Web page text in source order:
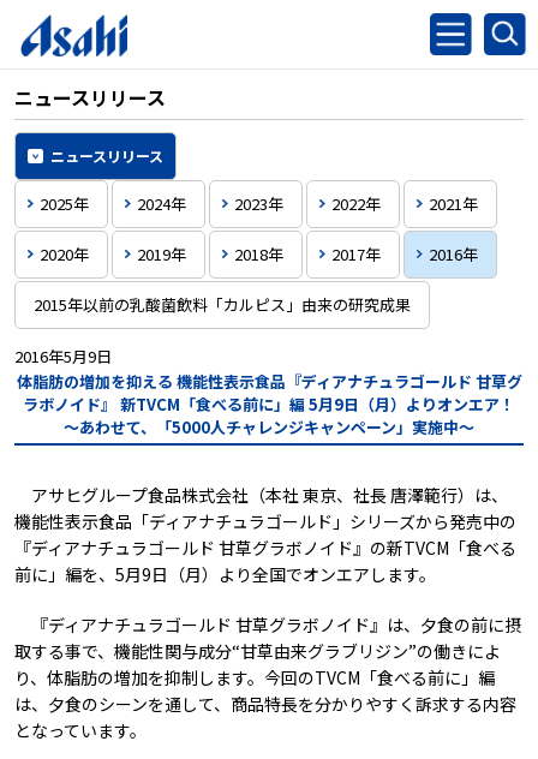
ニュースリリース
ニュースリリース
2025年 2024年 2023年 2022年 2021年
2020年 2019年 2018年 2017年 2016年
2015年以前の乳酸菌飲料「カルピス」由来の研究成果
2016年5月9日
体脂肪の増加を抑える 機能性表示食品『ディアナチュラゴールド 甘草グ
ラボノイド』 新TVCM「食べる前に」編5月9日（月）よりオンエア！
～あわせて、「5000人チャレンジキャンペーン」実施中～
アサヒグループ食品株式会社（本社 東京、社長 唐澤範行）は、
機能性表示食品「ディアナチュラゴールド」シリーズから発売中の
『ディアナチュラゴールド 甘草グラボノイド』の新TVCM「食べる
前に」編を、5月9日（月）より全国でオンエアします。
『ディアナチュラゴールド 甘草グラボノイド』は、夕食の前に摂
取する事で、機能性関与成分“甘草由来グラブリジン”の働きによ
り、体脂肪の増加を抑制します。今回のTVCM「食べる前に」編
は、夕食のシーンを通して、商品特長を分かりやすく訴求する内容
となっています。